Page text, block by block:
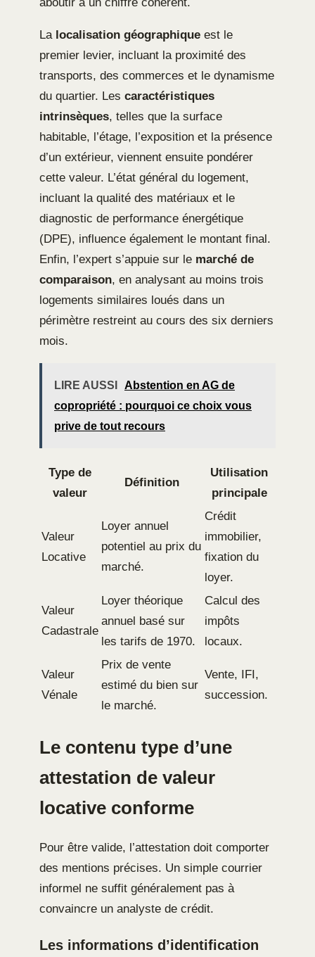
La localisation géographique est le
premier levier, incluant la proximité des
transports, des commerces et le dynamisme
du quartier. Les caractéristiques
intrinsèques, telles que la surface
habitable, l’étage, l’exposition et la présence
d’un extérieur, viennent ensuite pondérer
cette valeur. L’état général du logement,
incluant la qualité des matériaux et le
diagnostic de performance énergétique
(DPE), influence également le montant final.
Enfin, l’expert s’appuie sur le marché de
comparaison, en analysant au moins trois
logements similaires loués dans un
périmètre restreint au cours des six derniers
mois.
LIRE AUSSI
Abstention en AG de
copropriété : pourquoi ce choix vous
prive de tout recours
Type de
valeur
Définition
Utilisation
principale
Valeur
Locative
Loyer annuel
potentiel au prix du
marché.
Crédit
immobilier,
fixation du
loyer.
Valeur
Cadastrale
Loyer théorique
annuel basé sur
les tarifs de 1970.
Calcul des
impôts
locaux.
Valeur
Vénale
Prix de vente
estimé du bien sur
le marché.
Vente, IFI,
succession.
Le contenu type d’une
attestation de valeur
locative conforme
Pour être valide, l’attestation doit comporter
des mentions précises. Un simple courrier
informel ne suffit généralement pas à
convaincre un analyste de crédit.
Les informations d’identification